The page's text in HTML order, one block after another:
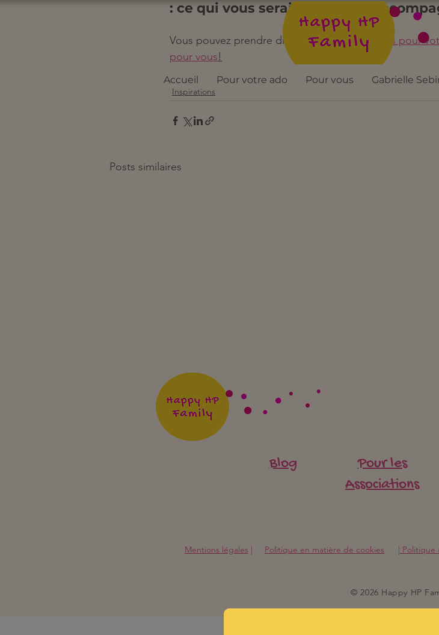
Accueil Pour votre ado Pour vous Gabrielle
: ce qui vous serait utile pour
Vous pouvez prendre directement rendez-vous pour
pour vous!
Inspirations
Posts similaires
Blog
Pour les
Associations
Mentions légales | Politique en matière de cookies | Politique
© 2026 Happy HP